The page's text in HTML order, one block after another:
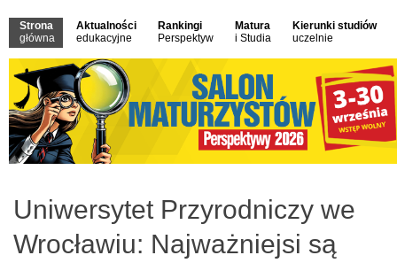
Strona
główna
Aktualności
edukacyjne
Rankingi
Perspektyw
Matura
i Studia
Kierunki studiów
uczelnie
Uniwersytet Przyrodniczy we
Wrocławiu: Najważniejsi są